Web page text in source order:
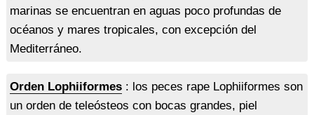
marinas se encuentran en aguas poco profundas de
océanos y mares tropicales, con excepción del
Mediterráneo.
Orden Lophiiformes: los peces rape Lophiiformes son
un orden de teleósteos con bocas grandes, piel